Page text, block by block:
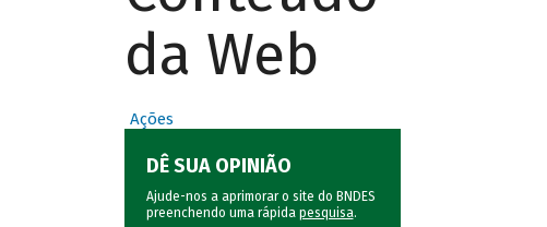
da Web
Ações
DÊ SUA OPINIÃO
Ajude-nos a aprimorar o site do BNDES
preenchendo uma rápida pesquisa.